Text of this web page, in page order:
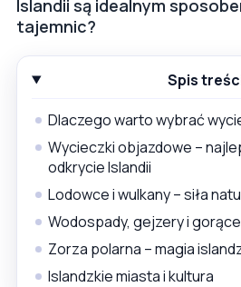
Islandii są idealnym
tajemnic?
Spis
Dlaczego warto wybrać
Wycieczki objazdowe –
odkrycie Islandii
Lodowce i wulkany – siła
Wodospady, gejzery i
Zorza polarna – magia
Islandzkie miasta i kultura